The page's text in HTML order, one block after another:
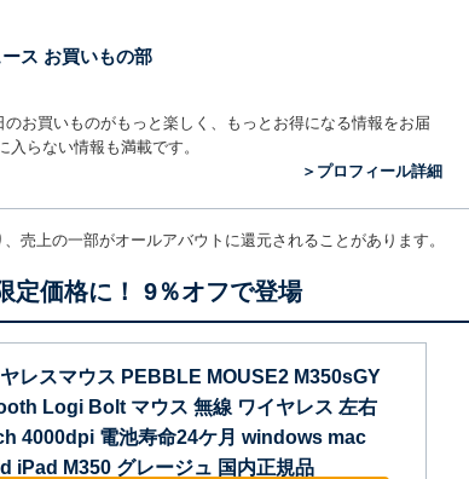
ス お買いもの部
お買いものがもっと楽しく、もっとお得になる情報をお届
らない情報も満載です。
＞プロフィール詳細
売上の一部がオールアバウトに還元されることがあります。
定価格に！ 9％オフで登場
レスマウス PEBBLE MOUSE2 M350sGY
Logi Bolt マウス 無線 ワイヤレス 左右
4000dpi 電池寿命24ケ月 windows mac
iPad M350 グレージュ 国内正規品